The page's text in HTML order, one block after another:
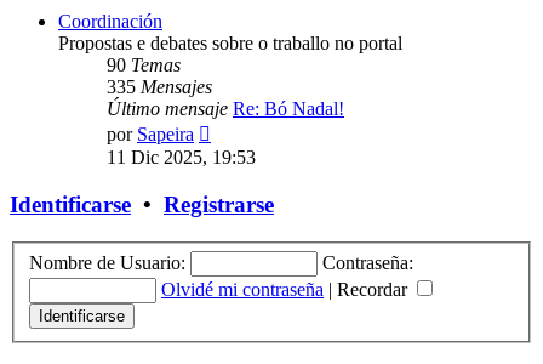
Coordinación
Propostas e debates sobre o traballo no portal
90 Temas
335 Mensajes
Último mensaje Re: Bó Nadal!
por Sapeira
último
11 Dic 2025, 19:53
Identificarse • Registrarse
Nombre de Usuario:
Contraseña:
Olvidé mi contraseña | Recordar